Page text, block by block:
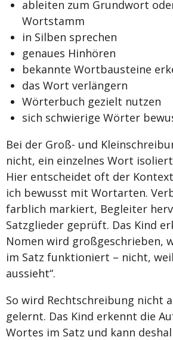
ableiten zum Grundwort
Wortstamm
in Silben sprechen
genaues Hinhören
bekannte Wortbausteine
das Wort verlängern
Wörterbuch gezielt nutzen
sich schwierige Wörter
Bei der Groß- und
nicht, ein einzelnes Wort
Hier entscheidet oft der
ich bewusst mit Wortarten.
farblich markiert, Begleiter
Satzglieder geprüft. Das Kind
Nomen wird großgeschrieben,
im Satz funktioniert – nicht,
aussieht“.
So wird Rechtschreibung nicht
gelernt. Das Kind erkennt die
Wortes im Satz und kann